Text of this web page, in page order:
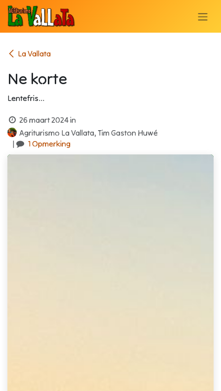
OVERSLAAN NAAR INHOUD
La Vallata
Ne korte
Lentefris... ​
26 maart 2024in
Agriturismo La Vallata, Tim Gaston Huwé
|
1 Opmerking